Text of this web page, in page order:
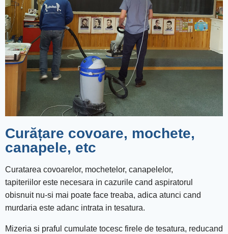
Curățare covoare, mochete,
canapele, etc
Curatarea covoarelor, mochetelor, canapelelor,
tapiteriilor este necesara in cazurile cand aspiratorul
obisnuit nu-si mai poate face treaba, adica atunci cand
murdaria este adanc intrata in tesatura.
Mizeria si praful cumulate tocesc firele de tesatura, reducand